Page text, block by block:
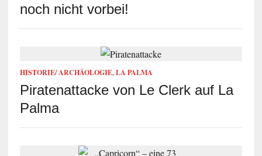
noch nicht vorbei!
HISTORIE/ ARCHÄOLOGIE, LA PALMA
Piratenattacke von Le Clerk auf La
Palma